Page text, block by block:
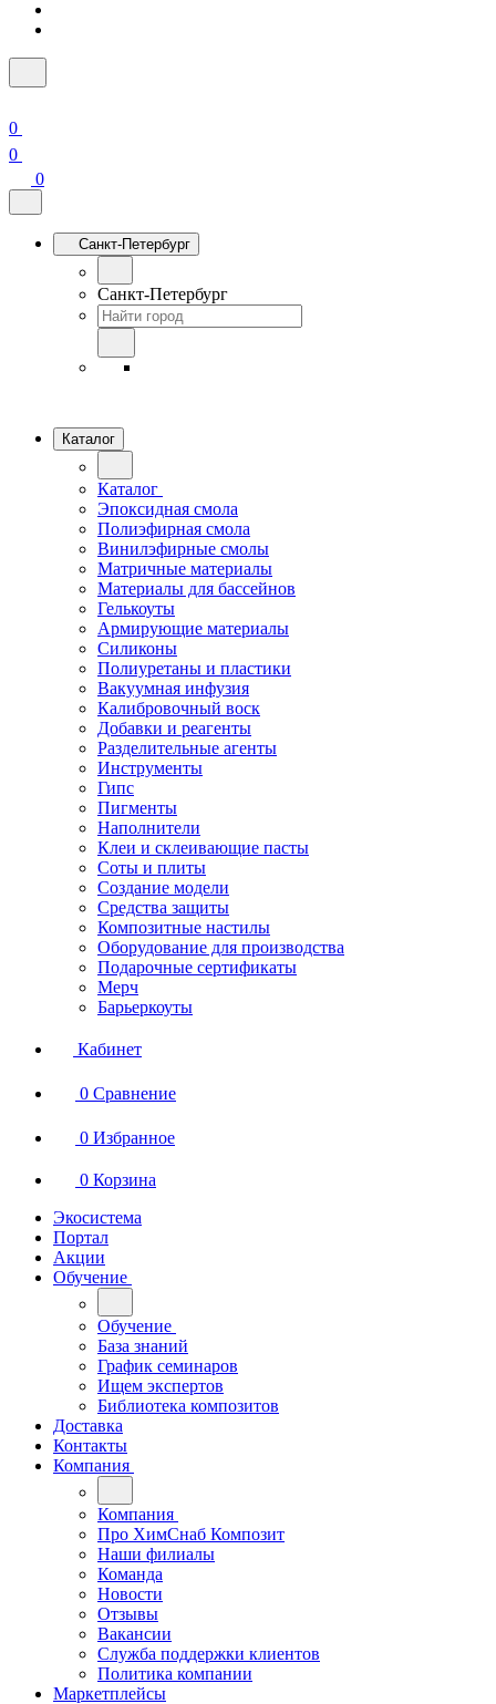
0
0
0
Санкт-Петербург
Санкт-Петербург
Каталог
Каталог
Эпоксидная смола
Полиэфирная смола
Винилэфирные смолы
Матричные материалы
Материалы для бассейнов
Гелькоуты
Армирующие материалы
Силиконы
Полиуретаны и пластики
Вакуумная инфузия
Калибровочный воск
Добавки и реагенты
Разделительные агенты
Инструменты
Гипс
Пигменты
Наполнители
Клеи и склеивающие пасты
Соты и плиты
Создание модели
Средства защиты
Композитные настилы
Оборудование для производства
Подарочные сертификаты
Мерч
Барьеркоуты
Кабинет
0 Сравнение
0 Избранное
0 Корзина
Экосистема
Портал
Акции
Обучение
Обучение
База знаний
График семинаров
Ищем экспертов
Библиотека композитов
Доставка
Контакты
Компания
Компания
Про ХимСнаб Композит
Наши филиалы
Команда
Новости
Отзывы
Вакансии
Служба поддержки клиентов
Политика компании
Маркетплейсы